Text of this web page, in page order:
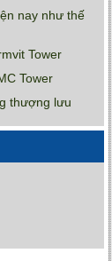
nay như thế
Tower
Tower
thượng lưu